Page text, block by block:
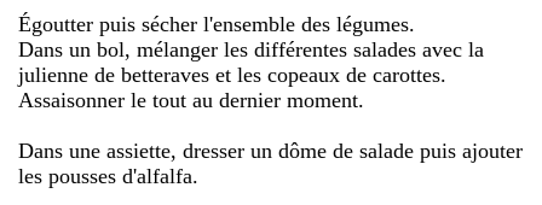
Égoutter puis sécher l'ensemble des légumes.
Dans un bol, mélanger les différentes salades avec la
julienne de betteraves et les copeaux de carottes.
Assaisonner le tout au dernier moment.
Dans une assiette, dresser un dôme de salade puis ajouter
les pousses d'alfalfa.